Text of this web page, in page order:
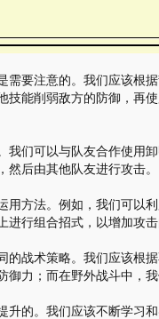
需要注意的。我们应该根
技能削弱敌方的防御，再
我们可以与队友合作使用
后由其他队友进行攻击。
用方法。例如，我们可以
行组合招式，以增加攻击
战术策略。我们应该根
力；而在野外战斗中，
升的。我们应该不断学习